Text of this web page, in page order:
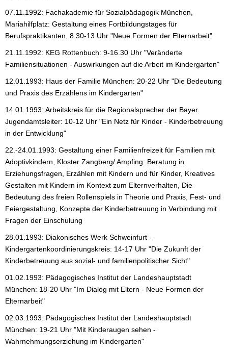
07.11.1992: Fachakademie für Sozialpädagogik München,
Mariahilfplatz: Gestaltung eines Fortbildungstages für
Berufspraktikanten, 8.30-13 Uhr "Neue Formen der Elternarbeit"
21.11.1992: KEG Rottenbuch: 9-16.30 Uhr "Veränderte
Familiensituationen - Auswirkungen auf die Arbeit im Kindergarten"
12.01.1993: Haus der Familie München: 20-22 Uhr "Die Bedeutung
und Praxis des Erzählens im Kindergarten"
14.01.1993: Arbeitskreis für die Regionalsprecher der Bayer.
Jugendamtsleiter: 10-12 Uhr "Ein Netz für Kinder - Kinderbetreuung
in der Entwicklung"
22.-24.01.1993: Gestaltung einer Familienfreizeit für Familien mit
Adoptivkindern, Kloster Zangberg/ Ampfing: Beratung in
Erziehungsfragen, Erzählen mit Kindern und für Kinder, Kreatives
Gestalten mit Kindern im Kontext zum Elternverhalten, Die
Bedeutung des freien Rollenspiels in Theorie und Praxis, Fest- und
Feiergestaltung, Konzepte der Kinderbetreuung in Verbindung mit
Fragen der Einschulung
28.01.1993: Diakonisches Werk Schweinfurt -
Kindergartenkoordinierungskreis: 14-17 Uhr "Die Zukunft der
Kinderbetreuung aus sozial- und familienpolitischer Sicht"
01.02.1993: Pädagogisches Institut der Landeshauptstadt
München: 18-20 Uhr "Im Dialog mit Eltern - Neue Formen der
Elternarbeit"
02.03.1993: Pädagogisches Institut der Landeshauptstadt
München: 19-21 Uhr "Mit Kinderaugen sehen -
Wahrnehmungserziehung im Kindergarten"